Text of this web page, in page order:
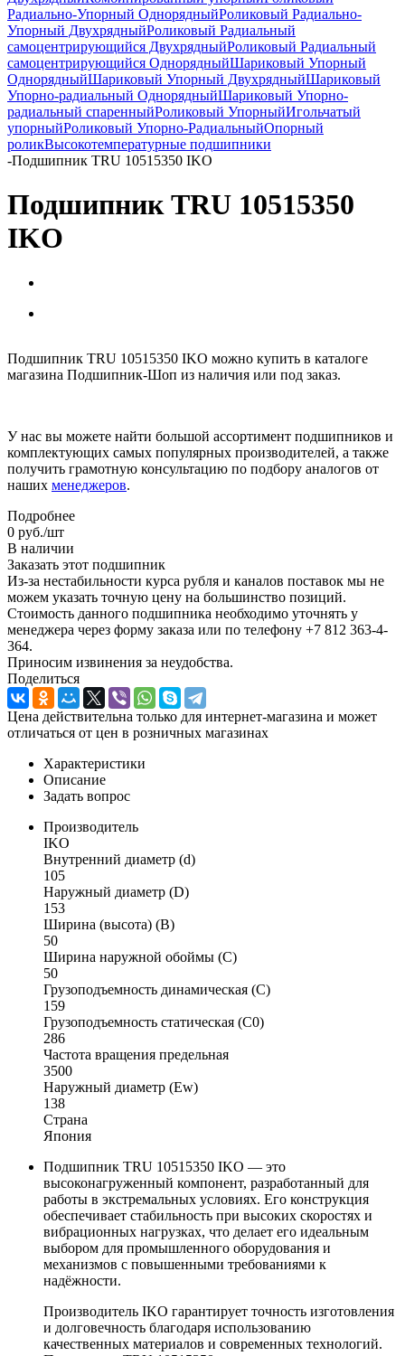
Радиально-Упорный ОднорядныйРоликовый Радиально-
Упорный ДвухрядныйРоликовый Радиальный
самоцентрирующийся ДвухрядныйРоликовый Радиальный
самоцентрирующийся ОднорядныйШариковый Упорный
ОднорядныйШариковый Упорный ДвухрядныйШариковый
Упорно-радиальный ОднорядныйШариковый Упорно-
радиальный спаренныйРоликовый УпорныйИгольчатый
упорныйРоликовый Упорно-РадиальныйОпорный
роликВысокотемпературные подшипники
-Подшипник TRU 10515350 IKO
Подшипник TRU 10515350
IKO
Подшипник TRU 10515350 IKO можно купить в каталоге
магазина Подшипник-Шоп из наличия или под заказ.
У нас вы можете найти большой ассортимент подшипников и
комплектующих самых популярных производителей, а также
получить грамотную консультацию по подбору аналогов от
наших менеджеров.
Подробнее
0 руб./шт
В наличии
Заказать этот подшипник
Из-за нестабильности курса рубля и каналов поставок мы не
можем указать точную цену на большинство позиций.
Стоимость данного подшипника необходимо уточнять у
менеджера через форму заказа или по телефону +7 812 363-4-
364.
Приносим извинения за неудобства.
Поделиться
Цена действительна только для интернет-магазина и может
отличаться от цен в розничных магазинах
Характеристики
Описание
Задать вопрос
Производитель
IKO
Внутренний диаметр (d)
105
Наружный диаметр (D)
153
Ширина (высота) (B)
50
Ширина наружной обоймы (C)
50
Грузоподъемность динамическая (C)
159
Грузоподъемность статическая (C0)
286
Частота вращения предельная
3500
Наружный диаметр (Ew)
138
Страна
Япония
Подшипник TRU 10515350 IKO — это
высоконагруженный компонент, разработанный для
работы в экстремальных условиях. Его конструкция
обеспечивает стабильность при высоких скоростях и
вибрационных нагрузках, что делает его идеальным
выбором для промышленного оборудования и
механизмов с повышенными требованиями к
надёжности.
Производитель IKO гарантирует точность изготовления
и долговечность благодаря использованию
качественных материалов и современных технологий.